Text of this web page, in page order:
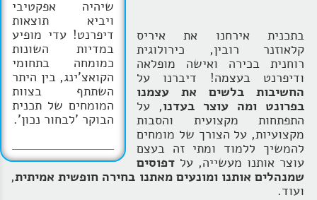
שיהיה אפקטיבי
ויביא תוצאות
דיפרנט! עדי מופיע
במדיות השונות
כמומחה בתחומי
הקואצ'ינג, בין היתר
השתתף בצוות
המומחים של תכנית
הבוקר 'לבחור נכון'.
בתכנית אירחנו את איריס
קלאוזנר רובין, כירולוגית
רוחנית בכירה ואישה מופלאה
ודיפרנט בעצמה! דיברנו על
החשיבות בלשים את עצמנו
בפרונט ומה עוצר בעדנו, על
התפתחות מקצועית והסבות
מקצועיות, על הצורך של מומחים
להמשיך ללמוד ומתי זה בעצם
עוצר אותנו מעשייה, על דפוסים
שמנהלים אותנו ומונעים מאתנו בחירה חופשית אמיתית,
ועוד.